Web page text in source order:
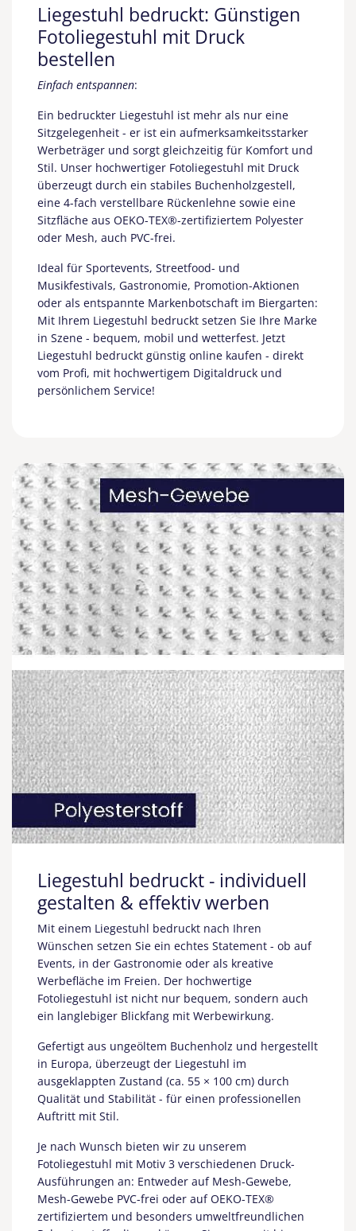
Liegestuhl bedruckt: Günstigen
Fotoliegestuhl mit Druck
bestellen
Einfach entspannen:
Ein bedruckter Liegestuhl ist mehr als nur eine
Sitzgelegenheit - er ist ein aufmerksamkeitsstarker
Werbeträger und sorgt gleichzeitig für Komfort und
Stil. Unser hochwertiger Fotoliegestuhl mit Druck
überzeugt durch ein stabiles Buchenholzgestell,
eine 4-fach verstellbare Rückenlehne sowie eine
Sitzfläche aus OEKO-TEX®-zertifiziertem Polyester
oder Mesh, auch PVC-frei.
Ideal für Sportevents, Streetfood- und
Musikfestivals, Gastronomie, Promotion-Aktionen
oder als entspannte Markenbotschaft im Biergarten:
Mit Ihrem Liegestuhl bedruckt setzen Sie Ihre Marke
in Szene - bequem, mobil und wetterfest. Jetzt
Liegestuhl bedruckt günstig online kaufen - direkt
vom Profi, mit hochwertigem Digitaldruck und
persönlichem Service!
Liegestuhl bedruckt - individuell
gestalten & effektiv werben
Mit einem Liegestuhl bedruckt nach Ihren
Wünschen setzen Sie ein echtes Statement - ob auf
Events, in der Gastronomie oder als kreative
Werbefläche im Freien. Der hochwertige
Fotoliegestuhl ist nicht nur bequem, sondern auch
ein langlebiger Blickfang mit Werbewirkung.
Gefertigt aus ungeöltem Buchenholz und hergestellt
in Europa, überzeugt der Liegestuhl im
ausgeklappten Zustand (ca. 55 × 100 cm) durch
Qualität und Stabilität - für einen professionellen
Auftritt mit Stil.
Je nach Wunsch bieten wir zu unserem
Fotoliegestuhl mit Motiv 3 verschiedenen Druck-
Ausführungen an: Entweder auf Mesh-Gewebe,
Mesh-Gewebe PVC-frei oder auf OEKO-TEX®
zertifiziertem und besonders umweltfreundlichen